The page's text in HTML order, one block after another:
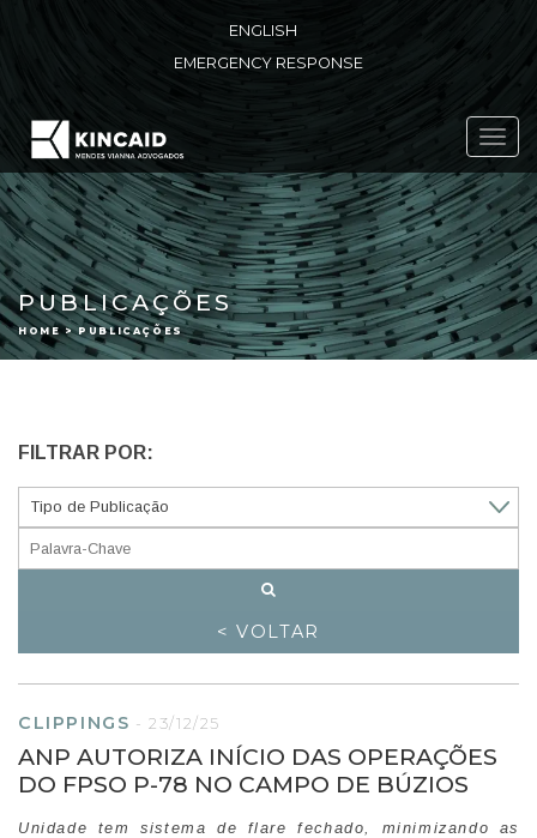
ENGLISH
EMERGENCY RESPONSE
PUBLICAÇÕES
HOME > PUBLICAÇÕES
FILTRAR POR:
< VOLTAR
CLIPPINGS - 23/12/25
ANP AUTORIZA INÍCIO DAS OPERAÇÕES
DO FPSO P-78 NO CAMPO DE BÚZIOS
Unidade tem sistema de flare fechado, minimizando as